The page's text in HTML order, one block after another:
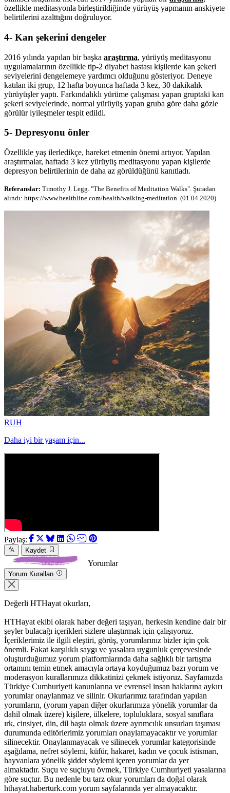
özellikle meditasyonla birleştirildiğinde yürüyüş yapmanın anskiyete
belirtilerini azalttığını doğruluyor.
4- Kan şekerini dengeler
2016 yılında yapılan bir başka araştırma, yürüyüş meditasyonu
uygulamalarının özellikle tip-2 diyabet hastası kişilerde kan şekeri
seviyelerini dengelemeye yardımcı olduğunu gösteriyor. Deneye
katılan iki grup, 12 hafta boyunca haftada 3 kez, 30 dakikalık
yürüyüşler yaptı. Farkındalıklı yürüme çalışması yapan gruptaki kan
şekeri seviyelerinde, normal yürüyüş yapan gruba göre daha gözle
görülür iyileşmeler tespit edildi.
5- Depresyonu önler
Özellikle yaş ilerledikçe, hareket etmenin önemi artıyor. Yapılan
araştırmalar, haftada 3 kez yürüyüş meditasyonu yapan kişilerde
depresyon belirtilerinin de daha az görüldüğünü kanıtladı.
Referanslar: Timothy J. Legg . "The Benefits of Meditation Walks". Şuradan
alındı: https://www.healthline.com/health/walking-meditation. (01.04.2020)
RUH
Daha iyi bir yaşam için...
Paylaş:
Kaydet
Yorumlar
Yorum Kuralları
Değerli HTHayat okurları,
HTHayat ekibi olarak haber değeri taşıyan, herkesin kendine dair bir
şeyler bulacağı içerikleri sizlere ulaştırmak için çalışıyoruz.
İçeriklerimiz ile ilgili eleştiri, görüş, yorumlarınız bizler için çok
önemli. Fakat karşılıklı saygı ve yasalara uygunluk çerçevesinde
oluşturduğumuz yorum platformlarında daha sağlıklı bir tartışma
ortamını temin etmek amacıyla ortaya koyduğumuz bazı yorum ve
moderasyon kurallarımıza dikkatinizi çekmek istiyoruz. Sayfamızda
Türkiye Cumhuriyeti kanunlarına ve evrensel insan haklarına aykırı
yorumlar onaylanmaz ve silinir. Okurlarımız tarafından yapılan
yorumların, (yorum yapan diğer okurlarımıza yönelik yorumlar da
dahil olmak üzere) kişilere, ülkelere, topluluklara, sosyal sınıflara
ırk, cinsiyet, din, dil başta olmak üzere ayrımcılık unsurları taşıması
durumunda editörlerimiz yorumları onaylamayacaktır ve yorumlar
silinecektir. Onaylanmayacak ve silinecek yorumlar kategorisinde
aşağılama, nefret söylemi, küfür, hakaret, kadın ve çocuk istismarı,
hayvanlara yönelik şiddet söylemi içeren yorumlar da yer
almaktadır. Suçu ve suçluyu övmek, Türkiye Cumhuriyeti yasalarına
göre suçtur. Bu nedenle bu tarz okur yorumları da doğal olarak
hthayat.haberturk.com yorum sayfalarında yer almayacaktır.